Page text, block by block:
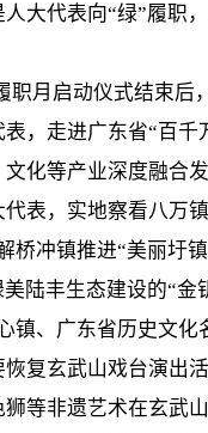
大代表向“绿”履职
职月启动仪式结束后
，走进广东省“百
化等产业深度融合
表，实地察看八万
冲镇推进“美丽圩
陆丰生态建设的“金
镇、广东省历史文
复玄武山戏台演出
等非遗艺术在玄武